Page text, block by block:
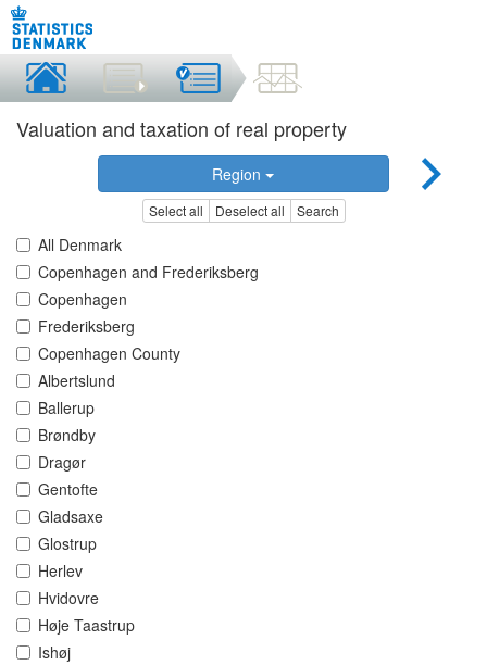
Valuation and taxation of real property
Region
Select all Deselect all Search
All Denmark
Copenhagen and Frederiksberg
Copenhagen
Frederiksberg
Copenhagen County
Albertslund
Ballerup
Brøndby
Dragør
Gentofte
Gladsaxe
Glostrup
Herlev
Hvidovre
Høje Taastrup
Ishøj